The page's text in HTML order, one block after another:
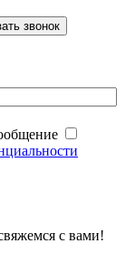
звонок
с вами!